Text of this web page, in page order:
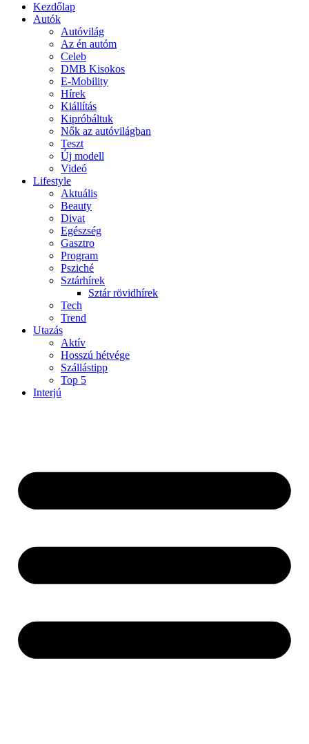
Kezdőlap
Autók
Autóvilág
Az én autóm
Celeb
DMB Kisokos
E-Mobility
Hírek
Kiállítás
Kipróbáltuk
Nők az autóvilágban
Teszt
Új modell
Videó
Lifestyle
Aktuális
Beauty
Divat
Egészség
Gasztro
Program
Psziché
Sztárhírek
Sztár rövidhírek
Tech
Trend
Utazás
Aktív
Hosszú hétvége
Szállástipp
Top 5
Interjú